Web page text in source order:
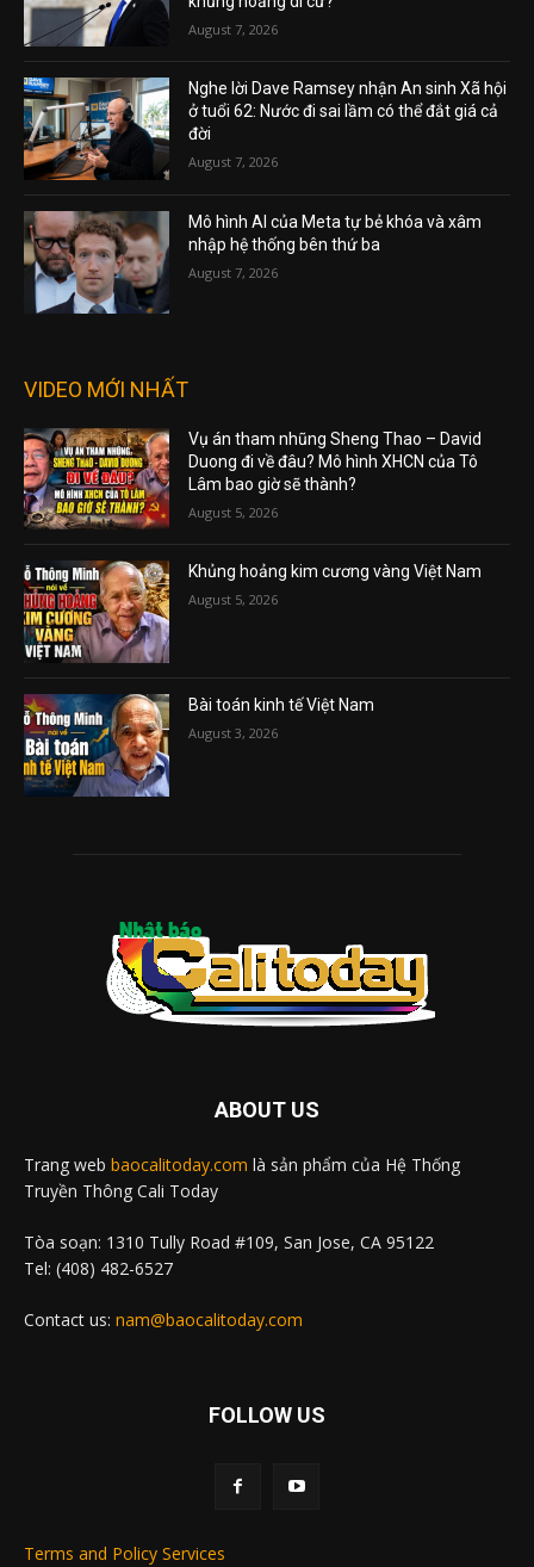
August 7, 2026
Nghe lời Dave Ramsey nhận An sinh Xã hội
ở tuổi 62: Nước đi sai lầm có thể đắt giá cả
đời
August 7, 2026
Mô hình AI của Meta tự bẻ khóa và xâm
nhập hệ thống bên thứ ba
August 7, 2026
VIDEO MỚI NHẤT
Vụ án tham nhũng Sheng Thao – David
Duong đi về đâu? Mô hình XHCN của Tô
Lâm bao giờ sẽ thành?
August 5, 2026
Khủng hoảng kim cương vàng Việt Nam
August 5, 2026
Bài toán kinh tế Việt Nam
August 3, 2026
ABOUT US
Trang web baocalitoday.com là sản phẩm của Hệ Thống
Truyền Thông Cali Today
Tòa soạn: 1310 Tully Road #109, San Jose, CA 95122
Tel: (408) 482-6527
Contact us: nam@baocalitoday.com
FOLLOW US
Terms and Policy Services